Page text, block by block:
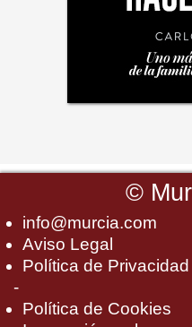
©
info@murcia.com
Aviso Legal
Política de Privacidad
-
Política de Cookies